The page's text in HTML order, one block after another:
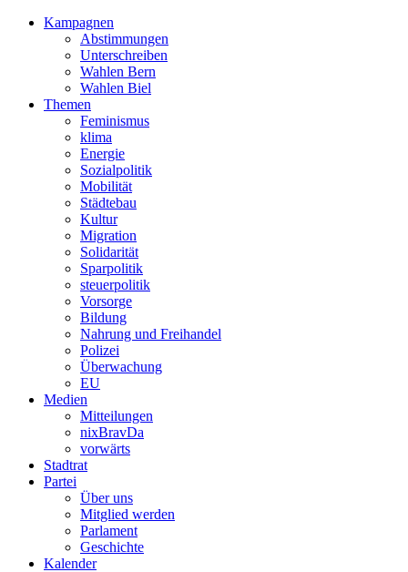
Kampagnen
Abstimmungen
Unterschreiben
Wahlen Bern
Wahlen Biel
Themen
Feminismus
klima
Energie
Sozialpolitik
Mobilität
Städtebau
Kultur
Migration
Solidarität
Sparpolitik
steuerpolitik
Vorsorge
Bildung
Nahrung und Freihandel
Polizei
Überwachung
EU
Medien
Mitteilungen
nixBravDa
vorwärts
Stadtrat
Partei
Über uns
Mitglied werden
Parlament
Geschichte
Kalender